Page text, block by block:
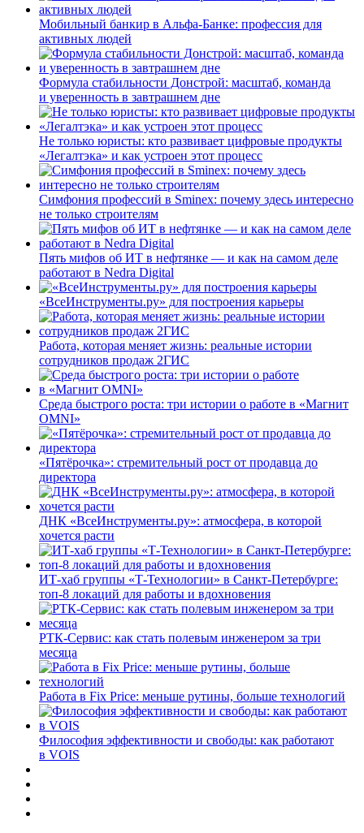
Мобильный банкир в Альфа-Банке: профессия для
активных людей
Формула стабильности Донстрой: масштаб, команда
и уверенность в завтрашнем дне
Не только юристы: кто развивает цифровые продукты
«Легалтэка» и как устроен этот процесс
Симфония профессий в Sminex: почему здесь интересно
не только строителям
Пять мифов об ИТ в нефтянке — и как на самом деле
работают в Nedra Digital
«ВсеИнструменты.ру» для построения карьеры
Работа, которая меняет жизнь: реальные истории
сотрудников продаж 2ГИС
Среда быстрого роста: три истории о работе в «Магнит
OMNI»
«Пятёрочка»: стремительный рост от продавца до
директора
ДНК «ВсеИнструменты.ру»: атмосфера, в которой
хочется расти
ИТ-хаб группы «Т-Технологии» в Санкт-Петербурге:
топ-8 локаций для работы и вдохновения
РТК-Сервис: как стать полевым инженером за три
месяца
Работа в Fix Price: меньше рутины, больше технологий
Философия эффективности и свободы: как работают
в VOIS